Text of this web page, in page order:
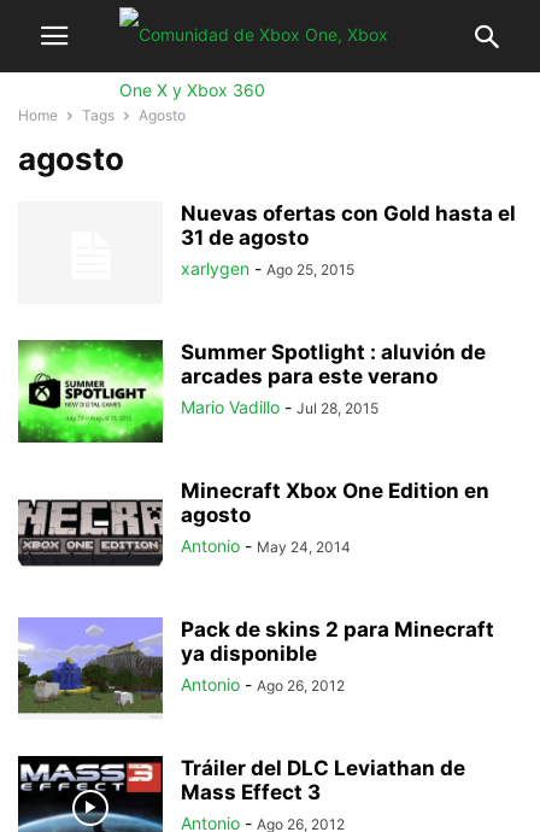
Home Tags Agosto
agosto
Nuevas ofertas con Gold hasta el
31 de agosto
xarlygen - Ago 25, 2015
Summer Spotlight : aluvión de
arcades para este verano
Mario Vadillo - Jul 28, 2015
Minecraft Xbox One Edition en
agosto
Antonio - May 24, 2014
Pack de skins 2 para Minecraft
ya disponible
Antonio - Ago 26, 2012
Tráiler del DLC Leviathan de
Mass Effect 3
Antonio - Ago 26, 2012